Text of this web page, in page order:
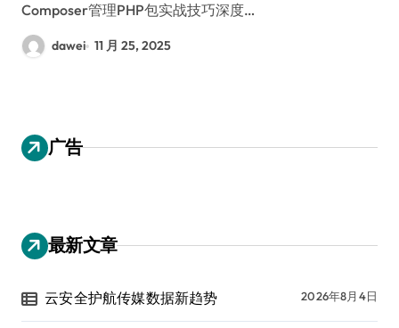
Composer管理PHP包实战技巧深度…
dawei 11 月 25, 2025
广告
最新文章
云安全护航传媒数据新趋势 2026年8月4日